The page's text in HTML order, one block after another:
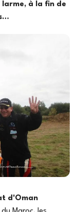
larme, à la fin de
d'Oman